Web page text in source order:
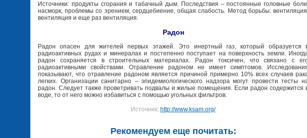
Источники: продукты сгорания и табачный дым. Последствия – постоянные головные
насморк, проблемы со зрением, сердцебиение, общая слабость. Метод борьбы:
вентиляция и еще раз вентиляция.
Радон
Радон опасен для жителей первых этажей. Это инертный газ, который образуется
радиоактивных рудах и минералах и постепенно поступает на поверхность земли.
радон сохраняется в строительных материалах. Радон токсичен, что связано с
радиоактивными свойствами. Отравление радоном не имеет симптомов.
показывают, что отравление радоном является причиной примерно 10% всех случаев
легких. Организации санитарно – эпидемиологического надзора могут провести тесты
радон. Следует также проветривать подвалы и жилые помещения. Если радон содержится
воде, то от него можно избавиться с помощью угольных фильтров.
Источник: http://www.ksam.org/
Рекомендуем еще почитать: